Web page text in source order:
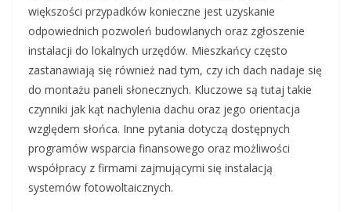
większości przypadków konieczne jest uzyskanie
odpowiednich pozwoleń budowlanych oraz zgłoszenie
instalacji do lokalnych urzędów. Mieszkańcy często
zastanawiają się również nad tym, czy ich dach nadaje się
do montażu paneli słonecznych. Kluczowe są tutaj takie
czynniki jak kąt nachylenia dachu oraz jego orientacja
względem słońca. Inne pytania dotyczą dostępnych
programów wsparcia finansowego oraz możliwości
współpracy z firmami zajmującymi się instalacją
systemów fotowoltaicznych.